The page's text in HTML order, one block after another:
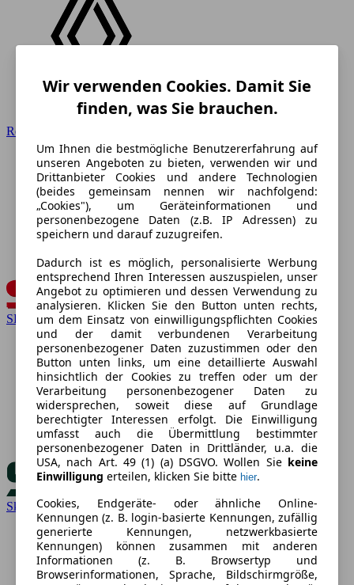
Renault
SEAT
Skoda
Wir verwenden Cookies. Damit Sie
finden, was Sie brauchen.
Um Ihnen die bestmögliche Benutzererfahrung auf
unseren Angeboten zu bieten, verwenden wir und
Drittanbieter Cookies und andere Technologien
(beides gemeinsam nennen wir nachfolgend:
„Cookies"), um Geräteinformationen und
personenbezogene Daten (z.B. IP Adressen) zu
speichern und darauf zuzugreifen.
Dadurch ist es möglich, personalisierte Werbung
entsprechend Ihren Interessen auszuspielen, unser
Angebot zu optimieren und dessen Verwendung zu
analysieren. Klicken Sie den Button unten rechts,
um dem Einsatz von einwilligungspflichten Cookies
und der damit verbundenen Verarbeitung
personenbezogener Daten zuzustimmen oder den
Button unten links, um eine detaillierte Auswahl
hinsichtlich der Cookies zu treffen oder um der
Verarbeitung personenbezogener Daten zu
widersprechen, soweit diese auf Grundlage
berechtigter Interessen erfolgt. Die Einwilligung
umfasst auch die Übermittlung bestimmter
personenbezogener Daten in Drittländer, u.a. die
USA, nach Art. 49 (1) (a) DSGVO. Wollen Sie keine
Einwilligung erteilen, klicken Sie bitte hier.
Cookies, Endgeräte- oder ähnliche Online-
Kennungen (z. B. login-basierte Kennungen, zufällig
generierte Kennungen, netzwerkbasierte
Kennungen) können zusammen mit anderen
Informationen (z. B. Browsertyp und
Browserinformationen, Sprache, Bildschirmgröße,